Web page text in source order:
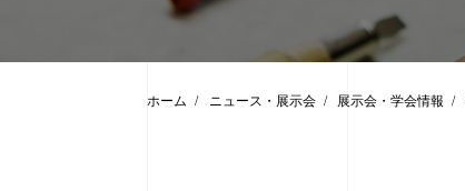
ホーム ニュース・展示会 展示会・学会情報